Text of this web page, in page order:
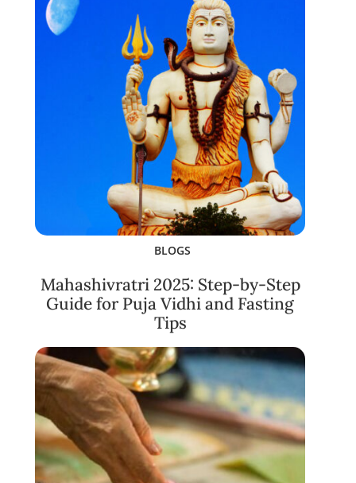
BLOGS
Mahashivratri 2025: Step-by-Step
Guide for Puja Vidhi and Fasting
Tips